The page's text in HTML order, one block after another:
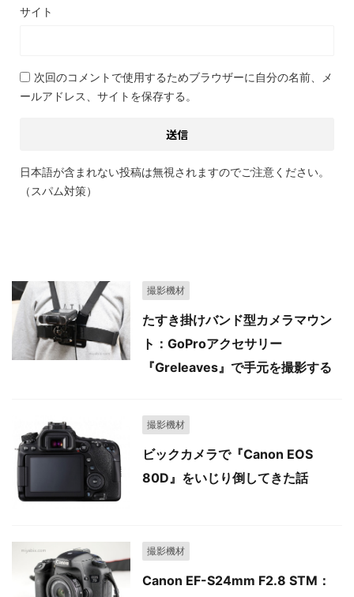
サイト
次回のコメントで使用するためブラウザーに自分の名前、メ
ールアドレス、サイトを保存する。
日本語が含まれない投稿は無視されますのでご注意ください。
（スパム対策）
撮影機材
たすき掛けバンド型カメラマウン
ト：GoProアクセサリー
『Greleaves』で手元を撮影する
撮影機材
ビックカメラで『Canon EOS
80D』をいじり倒してきた話
撮影機材
Canon EF-S24mm F2.8 STM：